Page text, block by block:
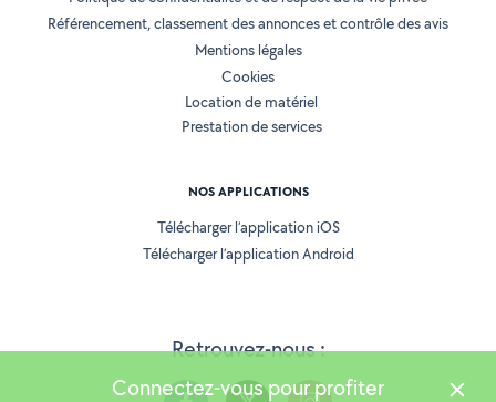
Retrouvez-nous :
Référencement, classement des annonces et contrôle des avis
Mentions légales
Cookies
Location de matériel
Prestation de services
NOS APPLICATIONS
Télécharger l’application iOS
Télécharger l’application Android
Connectez-vous pour profiter